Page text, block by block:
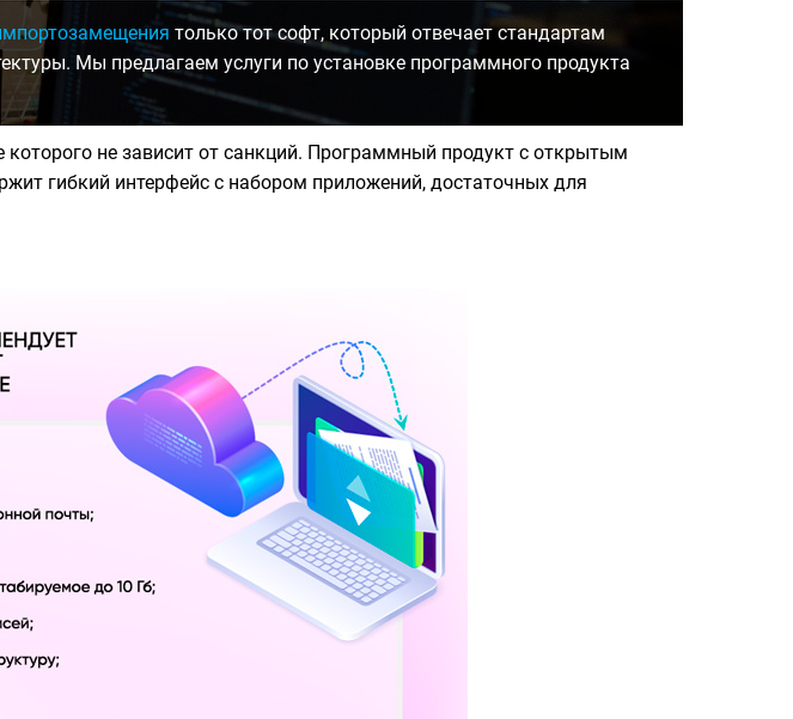
только тот софт, который отвечает стандартам
Мы предлагаем услуги по установке программного продукта
не зависит от санкций. Программный продукт с открытым
гибкий интерфейс с набором приложений, достаточных для